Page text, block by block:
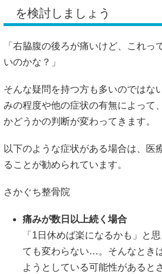
を検討しま しょう
「 右脇腹の後ろが痛いけど、 これっ
いのかな？」
そんな疑問 を持つ方も多いのではな
みの程度や他の症状の有無によって、
かどうかの判断が変わって き ます。
以下のよう な症状がある場合は、 医
る こと が勧められてい ます。
さかぐち整骨院
痛みが数 日 以上続く 場合
「 1 日 休めば楽になるかも」 と 思
て も変わらない…。 そんなとき
よう としている可能性がある と